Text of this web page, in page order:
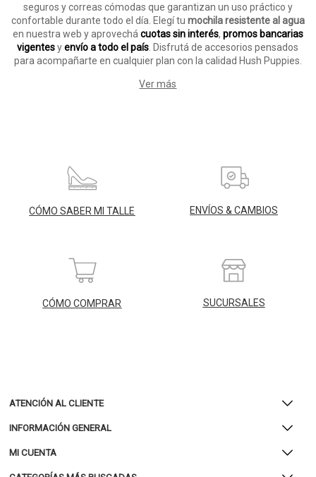
seguros y correas cómodas que garantizan un uso práctico y
confortable durante todo el día. Elegí tu mochila resistente al agua
en nuestra web y aprovechá cuotas sin interés, promos bancarias
vigentesyenvío a todo el país . Disfrutá de accesorios pensados
para acompañarte en cualquier plan con la calidad Hush Puppies.
Ver más
CÓMO SABER MI TALLE ENVÍOS & CAMBIOS
CÓMO COMPRAR SUCURSALES
ATENCIÓN AL CLIENTE
INFORMACIÓN GENERAL
MI CUENTA